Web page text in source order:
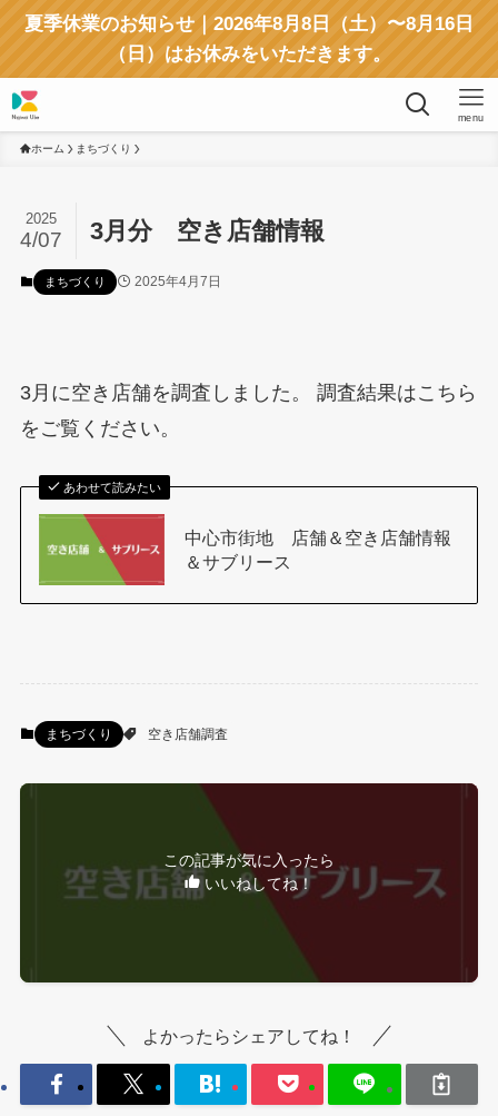
夏季休業のお知らせ｜2026年8月8日（土）〜8月16日
（日）はお休みをいただきます。
menu
ホーム まちづくり
3月分 空き店舗情報
2025
4/07
まちづくり 2025年4月7日
3月に空き店舗を調査しました。 調査結果はこちら
をご覧ください。
あわせて読みたい
中心市街地 店舗＆空き店舗情報
＆サブリース
まちづくり 空き店舗調査
この記事が気に入ったら
いいねしてね！
よかったらシェアしてね！